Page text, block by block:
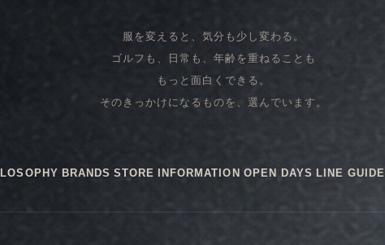
服を変えると、気分も少し変わる。
ゴルフも、日常も、年齢を重ねることも
もっと面白くできる。
そのきっかけになるものを、選んでいます。
BRANDS STORE INFORMATION OPEN DAYS LINE GUIDE